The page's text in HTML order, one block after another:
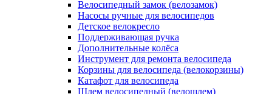
Велосипедный замок (велозамок)
Насосы ручные для велосипедов
Детское велокресло
Поддерживающая ручка
Дополнительные колёса
Инструмент для ремонта велосипеда
Корзины для велосипеда (велокорзины)
Катафот для велосипеда
Шлем велосипедный (велошлем)